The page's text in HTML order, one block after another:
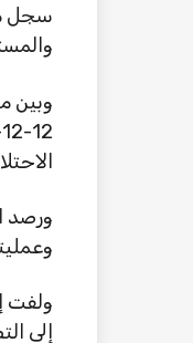
وعمليتي دهس،
ولفت